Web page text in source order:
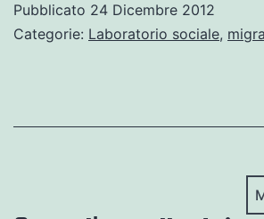
di
Pubblicato 24 Dicembre 2012
Categorie: Laboratorio sociale,